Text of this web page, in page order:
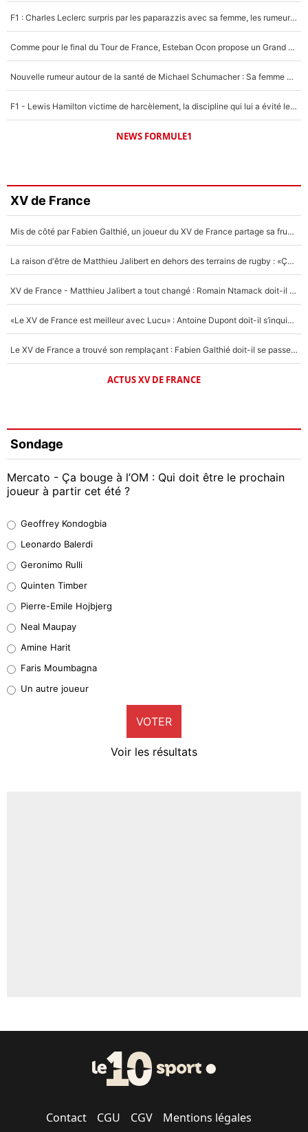
F1 : Charles Leclerc surpris par les paparazzis avec sa femme, les rumeurs étaient vraies !
Comme pour le final du Tour de France, Esteban Ocon propose un Grand Prix de Formule 1 à Paris : «Autour de l’Arc de Triomphe, ce serait génial» !
Nouvelle rumeur autour de la santé de Michael Schumacher : Sa femme Corinna sort du silence
F1 - Lewis Hamilton victime de harcèlement, la discipline qui lui a évité le pire : «J'aurais probablement mal tourné»
NEWS FORMULE1
XV de France
Mis de côté par Fabien Galthié, un joueur du XV de France partage sa frustration : «ils ne me l’ont pas dit tout de suite»
La raison d'être de Matthieu Jalibert en dehors des terrains de rugby : «Ça m'atteint autant que si tu touches à un membre de ma famille»
XV de France - Matthieu Jalibert a tout changé : Romain Ntamack doit-il s’inquiéter pour sa place à un an de la Coupe du monde ?
«Le XV de France est meilleur avec Lucu» : Antoine Dupont doit-il s’inquiéter pour sa place ?
Le XV de France a trouvé son remplaçant : Fabien Galthié doit-il se passer d'Antoine Dupont ?
ACTUS XV DE FRANCE
Sondage
Mercato - Ça bouge à l’OM : Qui doit être le prochain
joueur à partir cet été ?
38%
32%
5%
1%
9%
Geoffrey Kondogbia
Leonardo Balerdi
Geronimo Rulli
Quinten Timber
Pierre-Emile Hojbjerg
Neal Maupay
Amine Harit
Faris Moumbagna
Un autre joueur
VOTER
Voir les résultats
Contact CGU CGV Mentions légales